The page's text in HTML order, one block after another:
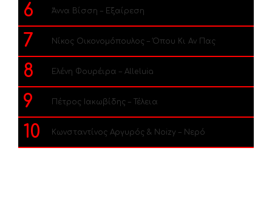
6 Άννα Βίσση – Εξαίρεση
7 Νίκος Οικονομόπουλος – Όπου Κι Αν Πας
8 Ελένη Φουρέιρα – Alleluia
9 Πέτρος Ιακωβίδης – Τέλεια
10 Κωνσταντίνος Αργυρός & Noizy – Νερό